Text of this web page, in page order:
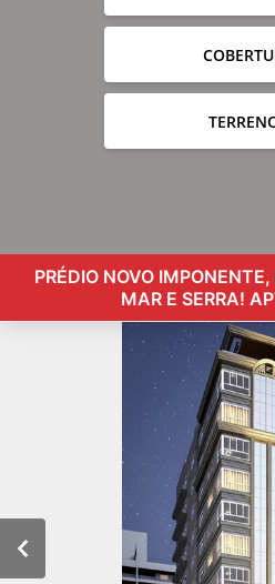
PRÉDIO NOVO
MAR E SERRA!